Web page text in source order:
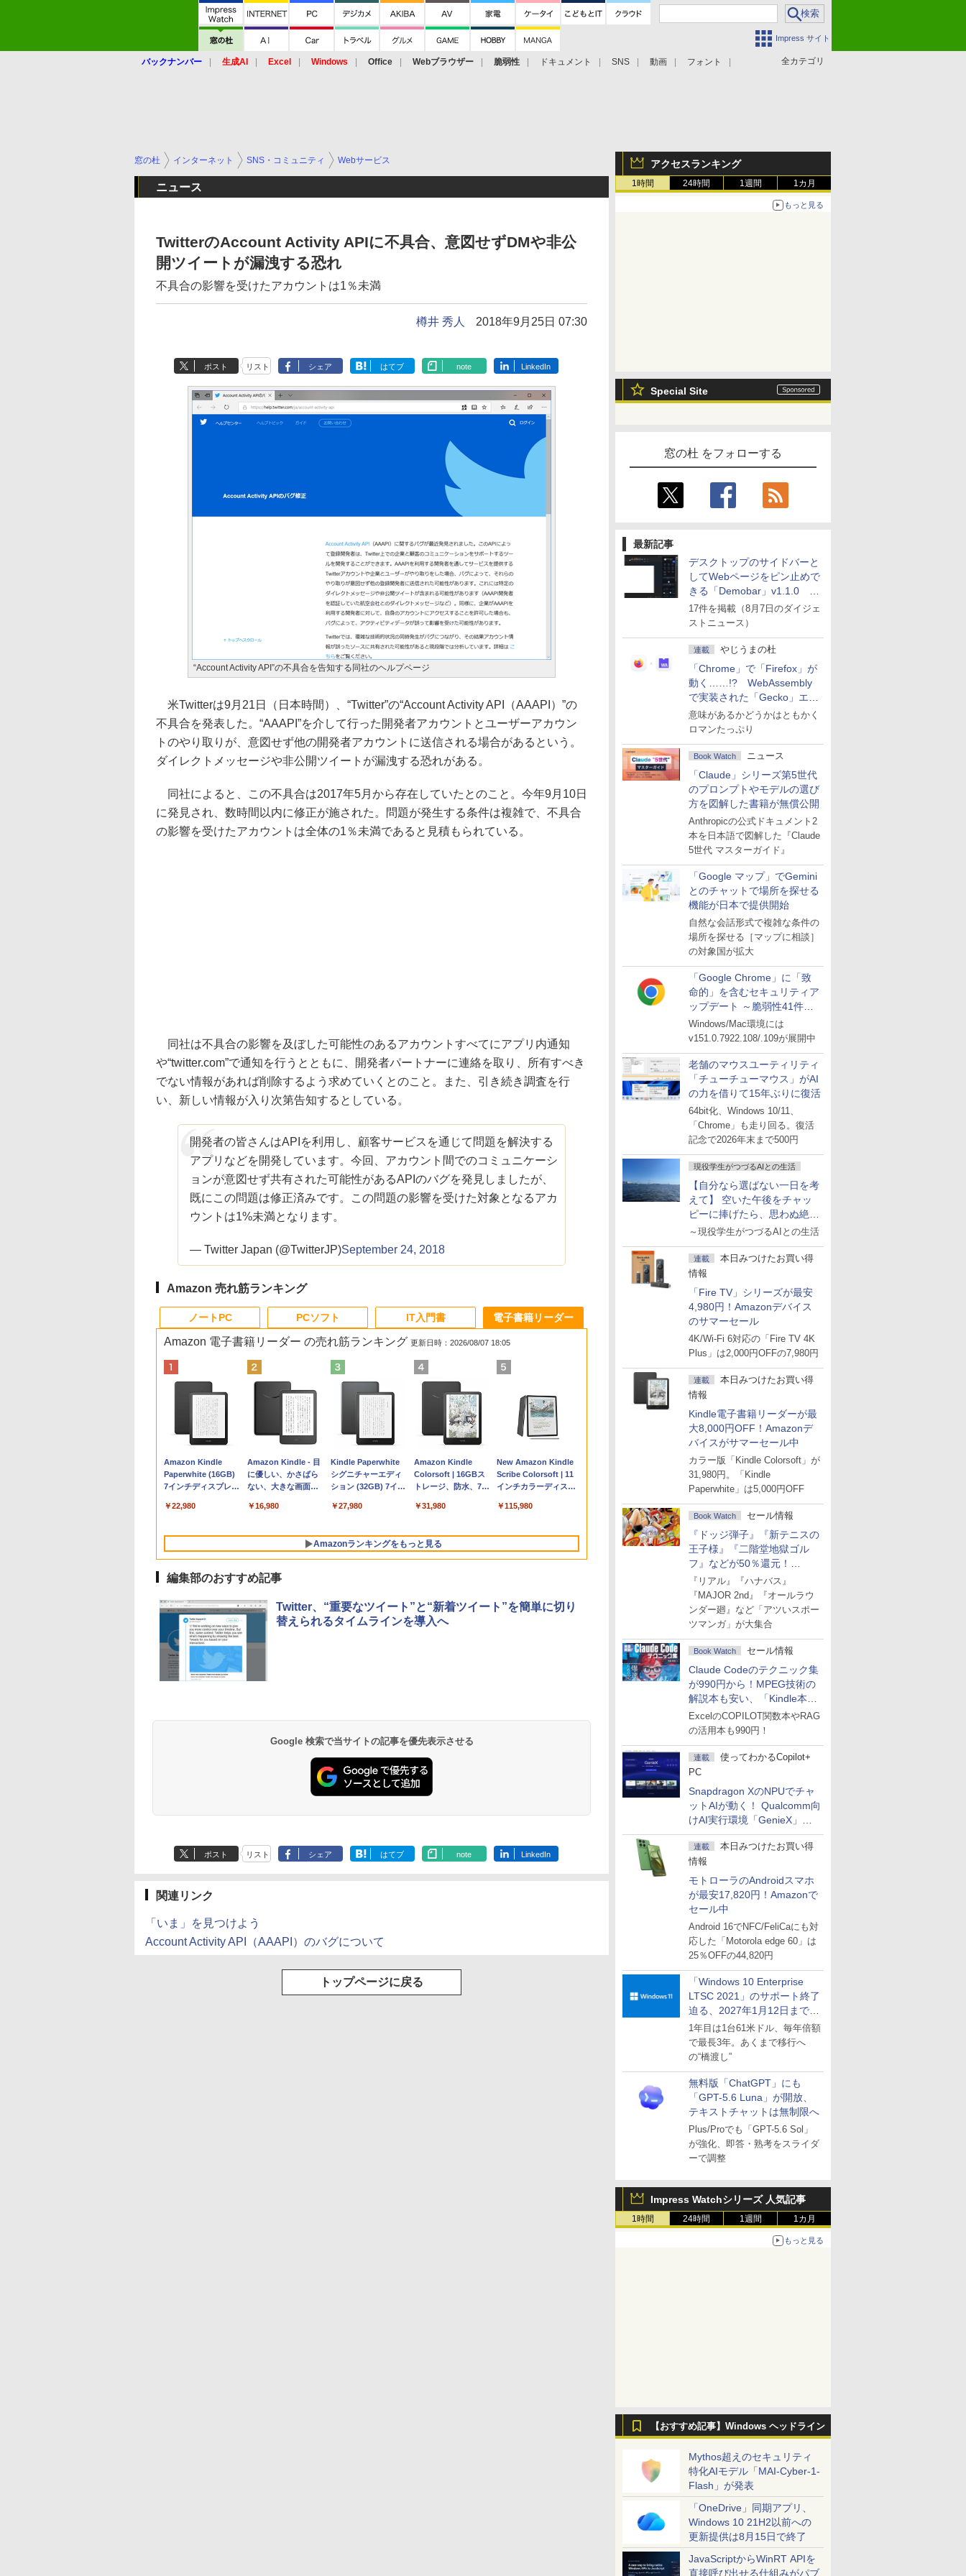
Impress サイト
全カテゴリ
バックナンバー 生成AI Excel Windows Office Webブラウザー 脆弱性 ドキュメント SNS 動画 フォント
アクセスランキング
1時間 24時間 1週間 1カ月
もっと見る
Special Site
窓の杜 をフォローする
最新記事
デスクトップのサイドバーと
してWebページをピン止めで
きる「Demobar」v1.1.0 ほ
か
17件を掲載（8月7日のダイジェ
ストニュース）
連載 やじうまの杜
「Chrome」で「Firefox」が
動く……!? WebAssembly
で実装された「Gecko」エン
ジン
意味があるかどうかはともかく
ロマンたっぷり
Book Watch ニュース
「Claude」シリーズ第5世代
のプロンプトやモデルの選び
方を図解した書籍が無償公開
Anthropicの公式ドキュメント2
本を日本語で図解した『Claude
5世代 マスターガイド』
「Google マップ」でGemini
とのチャットで場所を探せる
機能が日本で提供開始
自然な会話形式で複雑な条件の
場所を探せる［マップに相談］
の対象国が拡大
「Google Chrome」に「致
命的」を含むセキュリティア
ップデート ～脆弱性41件に
対処
Windows/Mac環境には
v151.0.7922.108/.109が展開中
老舗のマウスユーティリティ
「チューチューマウス」がAI
の力を借りて15年ぶりに復活
64bit化、Windows 10/11、
「Chrome」も走り回る。復活
記念で2026年末まで500円
現役学生がつづるAIとの生活
【自分なら選ばない一日を考
えて】 空いた午後をチャッ
ピーに捧げたら、思わぬ絶景
に出会った話
～現役学生がつづるAIとの生活
連載
本日みつけたお買い得
情報
「Fire TV」シリーズが最安
4,980円！Amazonデバイス
のサマーセール
4K/Wi-Fi 6対応の「Fire TV 4K
Plus」は2,000円OFFの7,980円
連載
本日みつけたお買い得
情報
Kindle電子書籍リーダーが最
大8,000円OFF！Amazonデ
バイスがサマーセール中
カラー版「Kindle Colorsoft」が
31,980円。「Kindle
Paperwhite」は5,000円OFF
Book Watch セール情報
『ドッジ弾子』『新テニスの
王子様』『二階堂地獄ゴル
フ』などが50％還元！
Amazonマンガ週末セール
『リアル』『ハナバス』
『MAJOR 2nd』『オールラウ
ンダー廻』など「アツいスポー
ツマンガ」が大集合
Book Watch セール情報
Claude Codeのテクニック集
が990円から！MPEG技術の
解説本も安い、「Kindle本サ
マーセール」第2弾開始！
ExcelのCOPILOT関数本やRAG
の活用本も990円！
連載
使ってわかるCopilot+
PC
Snapdragon XのNPUでチャ
ットAIが動く！ Qualcomm向
けAI実行環境「GenieX」を
試してみた
連載
本日みつけたお買い得
情報
モトローラのAndroidスマホ
が最安17,820円！Amazonで
セール中
Android 16でNFC/FeliCaにも対
応した「Motorola edge 60」は
25％OFFの44,820円
「Windows 10 Enterprise
LTSC 2021」のサポート終了
迫る、2027年1月12日まで
～ESUは9月1日から販売
1年目は1台61米ドル、毎年倍額
で最長3年。あくまで移行へ
の“橋渡し”
無料版「ChatGPT」にも
「GPT-5.6 Luna」が開放、
テキストチャットは無制限へ
Plus/Proでも「GPT-5.6 Sol」
が強化、即答・熟考をスライダ
ーで調整
Impress Watchシリーズ 人気記事
1時間 24時間 1週間 1カ月
もっと見る
【おすすめ記事】Windows ヘッドライン
Mythos超えのセキュリティ
特化AIモデル「MAI-Cyber-1-
Flash」が発表
「OneDrive」同期アプリ、
Windows 10 21H2以前への
更新提供は8月15日で終了
JavaScriptからWinRT APIを
直接呼び出せる仕組みがパブ
窓の杜 インターネット SNS・コミュニティ Webサービス
ニュース
TwitterのAccount Activity APIに不具合、意図せずDMや非公
開ツイートが漏洩する恐れ
不具合の影響を受けたアカウントは1％未満
樽井 秀人 2018年9月25日 07:30
ポスト リスト シェア はてブ note LinkedIn
“Account Activity API”の不具合を告知する同社のヘルプページ
米Twitterは9月21日（日本時間）、“Twitter”の“Account Activity API（AAAPI）”の
不具合を発表した。“AAAPI”を介して行った開発者アカウントとユーザーアカウン
トのやり取りが、意図せず他の開発者アカウントに送信される場合があるという。
ダイレクトメッセージや非公開ツイートが漏洩する恐れがある。
同社によると、この不具合は2017年5月から存在していたとのこと。今年9月10日
に発見され、数時間以内に修正が施された。問題が発生する条件は複雑で、不具合
の影響を受けたアカウントは全体の1％未満であると見積もられている。
同社は不具合の影響を及ぼした可能性のあるアカウントすべてにアプリ内通知
や“twitter.com”で通知を行うとともに、開発者パートナーに連絡を取り、所有すべき
でない情報があれば削除するよう求めていくとのこと。また、引き続き調査を行
い、新しい情報が入り次第告知するとしている。
開発者の皆さんはAPIを利用し、顧客サービスを通じて問題を解決する
アプリなどを開発しています。今回、アカウント間でのコミュニケーシ
ョンが意図せず共有された可能性があるAPIのバグを発見しましたが、
既にこの問題は修正済みです。この問題の影響を受けた対象となるアカ
ウントは1%未満となります。
— Twitter Japan (@TwitterJP)September 24, 2018
Amazon 売れ筋ランキング
ノートPC
Apple 2026
MacBook Neo A18
Proチップ搭載13イ
AIとApple
Retinaディスプレ
512GB SSD、1080p
FaceTime HDカメ
ラ、Touch ID - イン
AppleCare+ for 13イ
ンチMacBook
Neo(A18 Pro)|ダウン
ロード版
￥162,598
tomtoc 360°保護
15.6 16インチ パソコ
ンケース Dell NEC
dynabook Lenovo
￥2,952
Apple 2026
MacBook Air M5チ
ップ搭載13インチノ
Apple Intelligence、
Retinaディスプレ
イ、16GBユニファイ
ドメモリ、1TB SSD
ド、Touch ID - シル
バー
￥261,414
【Amazon.co.jp限
定】 HP ノートパソ
コン 15-fd 15.6イン
512GB SSD インテ
￥129,800
FMV ノートパソコン
WE1-K3 (MS 365
Personal/Copilotキー
型/Core i5/16GB/SSD
FMVWK3E15W_AZ
￥139,880
PCソフト
Robloxギフトカード
- 800 Robux 【限定
バーチャルアイテム
ンゲームコード】 ロ
インコード版
￥1,300
Microsoft Office
Home & Business
2024(最新 永続版)|オ
版|Windows11、
￥39,582
Robloxギフトカード
- 2,000 Robux 【限
定バーチャルアイテ
インゲームコード】
ラインコード版
￥3,200
Robloxギフトカード
- 1000 Robux 【限定
バーチャルアイテム
ンゲームコード】 ロ
ンコード版
￥1,600
Windows版 |
Minecraft (マインクラ
フト): Java & Bedrock
ード版
￥3,600
IT入門書
生成AIパスポート公
式テキスト 第４版
￥1,766
AIイラスト表現辞典:
思い通りの絵を引き
出す プロンプトの言
ズ (はぴーイラスト
￥480
ClaudeCode いちば
んやさしい 教科書:
非エンジニア 初心者
マニュアル AI副業に
もKindle出版にも！
非エンジニアのため
のAIコーディング入
￥99
1冊ですべて身につく
HTML & CSSとWeb
デザイン入門講座
￥1,292
FM TOWNS ハイパ
ー・カタログ: 本体ハ
ードウェア・市販ソフ
トリストと最新エミュ
￥1,600
電子書籍リーダー
Amazon 電子書籍リーダー の売れ筋ランキング 更新日時：2026/08/07 18:05
Amazon Kindle
Paperwhite (16GB)
7インチディスプレ
ト、12週間持続バッ
ブラック
￥22,980
Amazon Kindle - 目
に優しい、かさばら
ない、大きな画面で
続バッテリー、6イン
書籍リーダー、ブラ
ック、16GB、広告な
し
￥16,980
Kindle Paperwhite
シグニチャーエディ
ション (32GB) 7イン
るさ自動調整、色調
持続バッテリー、広
告なし、メタリック
ブラック
￥27,980
Amazon Kindle
Colorsoft | 16GBス
トレージ、防水、7イ
レイ、色調調節ライ
ッテリー、広告無
し、ブラック (2025
年発売)
￥31,980
New Amazon Kindle
Scribe Colorsoft | 11
インチカラーディスプ
ジ、ノート機能搭載、
調節ライト、プレミア
イト
￥115,980
Amazonランキングをもっと見る
編集部のおすすめ記事
Twitter、“重要なツイート”と“新着ツイート”を簡単に切り
替えられるタイムラインを導入へ
Google 検索で当サイトの記事を優先表示させる
ポスト リスト シェア はてブ note LinkedIn
関連リンク
「いま」を見つけよう
Account Activity API（AAAPI）のバグについて
トップページに戻る